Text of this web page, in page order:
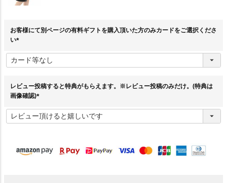
お客様にて別ページの有料ギフトを購入頂いた方のみカードをご選択くださ
い
必
須
レビュー投稿すると特典がもらえます。※レビュー投稿のみだけ。(特典は
画像確認)
必
須